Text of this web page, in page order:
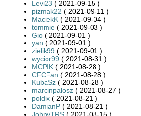
Levi23 ( 2021-09-15 )
pizmak22 ( 2021-09-11 )
MaciekK ( 2021-09-04 )
tommie ( 2021-09-03 )
Gio ( 2021-09-01 )
yan ( 2021-09-01 )
zielik99 ( 2021-09-01 )
wycior99 ( 2021-08-31 )
MCPIK ( 2021-08-28 )
CFCFan ( 2021-08-28 )
KubaSz ( 2021-08-28 )
marcinpalosz ( 2021-08-27 )
poldix ( 2021-08-21 )
DamianP ( 2021-08-21 )
JohnyTRS ( 2021-08-15 )